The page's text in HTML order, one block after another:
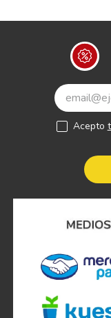
Acepto